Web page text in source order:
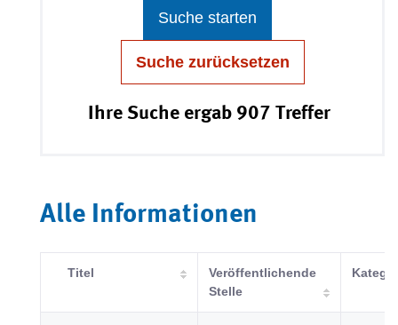
Suche starten
Suche zurücksetzen
Ihre Suche ergab 907 Treffer
Alle Informationen
Titel
Veröffentlichende
Stelle